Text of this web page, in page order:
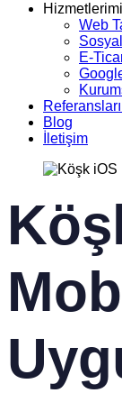
Web
E-
Blog
İletişim